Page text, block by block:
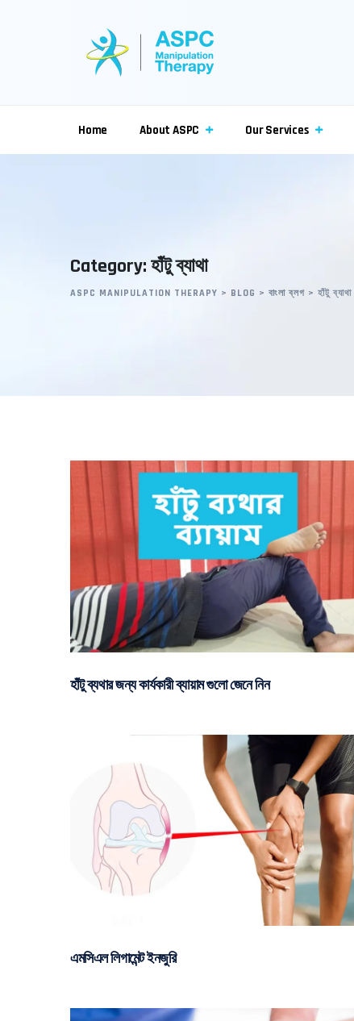
Home About ASPC Our Services
Category: হাঁটু ব্যাথা
ASPC MANIPULATION THERAPY > BLOG > বাংলা ব্লগ > হাঁটু ব্যাথা
হাঁটু ব্যথার জন্য কার্যকারী ব্যায়াম গুলো জেনে নিন
এমসিএল লিগামেন্ট ইনজুরি